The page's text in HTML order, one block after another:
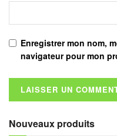
Enregistrer mon nom,
navigateur pour mon
Nouveaux produits